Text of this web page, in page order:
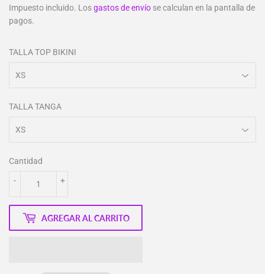
Impuesto incluido. Losgastos de envío se calculan en la pantalla de
pagos.
TALLA TOP BIKINI
TALLA TANGA
Cantidad
+
-
AGREGAR AL CARRITO